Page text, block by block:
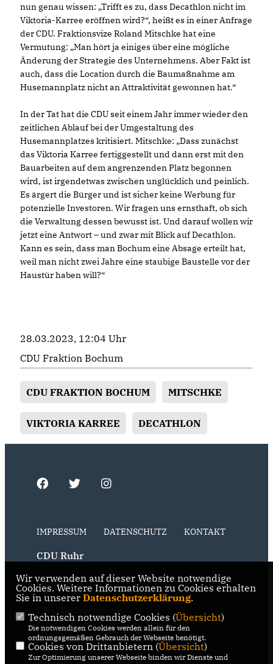
nun genau wissen: „Trifft es zu, dass Decathlon nicht im
Viktoria-Karree eröffnen wird?“, heißt es in einer Anfrage
der CDU. Fraktionsvize Roland Mitschke hat eine
Vermutung: „Man hört ja einiges über eine mögliche
Änderung der Strategie des Unternehmens. Aber Fakt ist
auch, dass die Location durch die Baumaßnahme am
Husemannplatz nicht an Attraktivität gewonnen hat.“
In der Tat hat die CDU seit einem Jahr immer wieder den
zeitlichen Ablauf bei der Umgestaltung des
Husemannplatzes kritisiert. Mitschke: „Dass zunächst
das Viktoria Karree fertiggestellt und dann erst mit den
Bauarbeiten auf dem angrenzenden Platz begonnen
wird, ist irgendetwas zwischen unglücklich und peinlich.
Es ärgert die Bürger und ist sicher keine Werbung für
potenzielle Investoren. Wir fragen uns ernsthaft, ob sich
die Verwaltung dessen bewusst ist. Und darauf wollen wir
jetzt eine Antwort – und zwar mit Blick auf Decathlon.
Kann es sein, dass man Bochum eine Absage erteilt hat,
weil man nicht zwei Jahre eine staubige Baustelle vor der
Haustür haben will?“
28.03.2023, 12:04 Uhr
CDU Fraktion Bochum
CDU FRAKTION BOCHUM MITSCHKE
VIKTORIA KARREE DECATHLON
IMPRESSUM DATENSCHUTZ KONTAKT
CDU Ruhr
CDU NRW
RSS der Neuigkeiten der Fraktion
Wir verwenden auf dieser Website notwendige
Cookies. Weitere Informationen zu Cookies erhalten
Sie in unserer Datenschutzerklärung.
Technisch notwendige Cookies (Übersicht)
Die notwendigen Cookies werden allein für den
ordnungsgemäßen Gebrauch der Webseite benötigt.
Cookies von Drittanbietern (Übersicht)
Zur Optimierung unserer Webseite binden wir Dienste und